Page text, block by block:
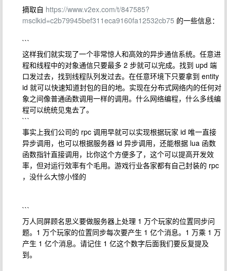
摘取自 https://www.v2ex.com/t/847585?
msclkid=c2b79945bef311eca9160fa12532cb75 的一些信息：
```
这样我们就实现了一个非常惊人和高效的异步通信系统。任意进
程和线程中的对象通信只要最多 2 步就可以完成。找到 upd 端
口发过去，找到线程队列发过去。在任意环境下只要拿到 entity
id 就可以快速知道封包的目的地。实现在分布式网络内的任何对
象之间像普通函数调用一样的调用。什么网络编程，什么多线编
程可以统统见鬼去了。
```
事实上我们公司的 rpc 调用早就可以实现根据玩家 id 唯一直接
异步调用，也可以根据服务器 id 异步调用，还能根据 lua 函数
函数指针直接调用，比你这个方便多了，这个可以提高开发效
率，但对运行效率有个毛用。游戏行业各家都有自己封装的 rpc
，没什么大惊小怪的
```
万人同屏顾名思义要做服务器上处理 1 万个玩家的位置同步问
题。1 万个玩家的位置同步每次要产生 1 亿个消息。1 万乘 1 万
产生 1 亿个消息。请记住 1 亿这个数字后面我们要反复提及
到。